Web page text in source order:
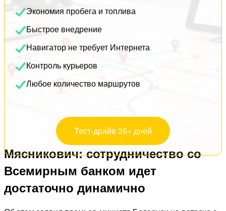
Экономия пробега и топлива
Быстрое внедрение
Навигатор не требует Интернета
Контроль курьеров
Любое количество маршрутов
Тест-драйв 35+ дней
Мясникович: сотрудничество со
Всемирным банком идет
достаточно динамично